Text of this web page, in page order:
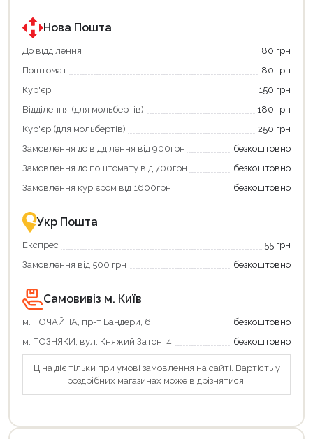
Нова Пошта
До відділення
80 грн
Поштомат
80 грн
Кур'єр
150 грн
Відділення (для мольбертів)
180 грн
Кур'єр (для мольбертів)
250 грн
Замовлення до відділення від 900грн
безкоштовно
Замовлення до поштомату від 700грн
безкоштовно
Замовлення кур'єром від 1600грн
безкоштовно
Укр Пошта
Експрес
55 грн
Замовлення від 500 грн
безкоштовно
Самовивіз м. Київ
м. ПОЧАЙНА, пр-т Бандери, 6
безкоштовно
м. ПОЗНЯКИ, вул. Княжий Затон, 4
безкоштовно
Ціна діє тільки при умові замовлення на сайті. Вартість у
роздрібних магазинах може відрізнятися.
Продовжити покупки
Оформити замовлення